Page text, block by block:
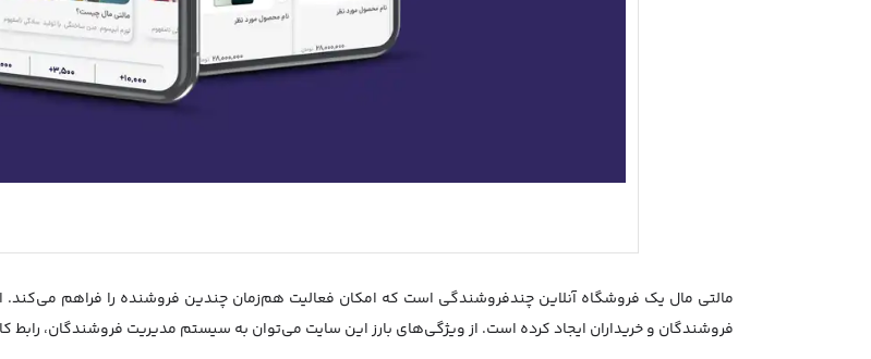
مالتی مال یک فروشگاه آنلاین چندفروشندگی است که امکان فعالیت هم‌زمان چندین فروشنده را فراهم می‌کند.
فروشندگان و خریداران ایجاد کرده است. از ویژگی‌های بارز این سایت می‌توان به سیستم مدیریت فروشندگان، رابط